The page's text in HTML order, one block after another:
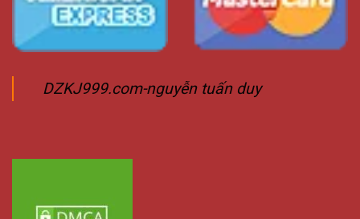
DZKJ999.com-nguyễn tuấn duy